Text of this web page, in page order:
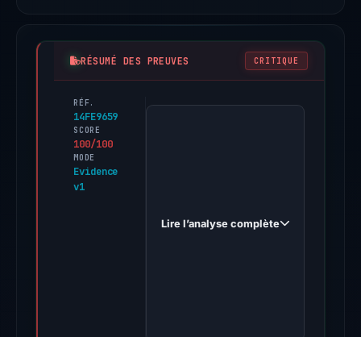
RÉSUMÉ DES PREUVES CRITIQUE
RÉF.
14FE9659
SCORE
100/100
MODE
Evidence
v1
PhishDestroy
DecLire l’analyse complète